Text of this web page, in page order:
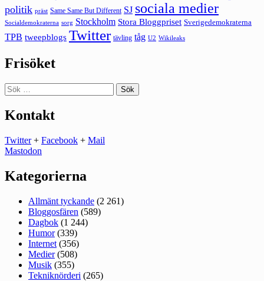
politik präst Same Same But Different SJ sociala medier
Socialdemokraterna sorg Stockholm Stora Bloggpriset Sverigedemokraterna
TPB tweepblogs Twitter tävling tåg U2 Wikileaks
Frisöket
Sök
efter:
Kontakt
Twitter+ Facebook + Mail
Mastodon
Kategorierna
Allmänt tyckande (2 261)
Bloggosfären (589)
Dagbok (1 244)
Humor(339)
Internet (356)
Medier(508)
Musik (355)
Tekniknörderi (265)